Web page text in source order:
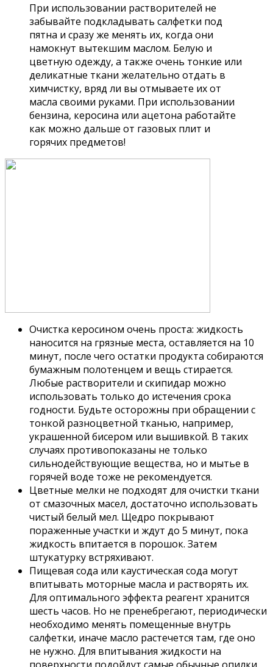
При использовании растворителей не
забывайте подкладывать салфетки под
пятна и сразу же менять их, когда они
намокнут вытекшим маслом. Белую и
цветную одежду, а также очень тонкие или
деликатные ткани желательно отдать в
химчистку, вряд ли вы отмываете их от
масла своими руками. При использовании
бензина, керосина или ацетона работайте
как можно дальше от газовых плит и
горячих предметов!
Очистка керосином очень проста: жидкость
наносится на грязные места, оставляется на 10
минут, после чего остатки продукта собираются
бумажным полотенцем и вещь стирается.
Любые растворители и скипидар можно
использовать только до истечения срока
годности. Будьте осторожны при обращении с
тонкой разноцветной тканью, например,
украшенной бисером или вышивкой. В таких
случаях противопоказаны не только
сильнодействующие вещества, но и мытье в
горячей воде тоже не рекомендуется.
Цветные мелки не подходят для очистки ткани
от смазочных масел, достаточно использовать
чистый белый мел. Щедро покрывают
пораженные участки и ждут до 5 минут, пока
жидкость впитается в порошок. Затем
штукатурку встряхивают.
Пищевая сода или каустическая сода могут
впитывать моторные масла и растворять их.
Для оптимального эффекта реагент хранится
шесть часов. Но не пренебрегают, периодически
необходимо менять помещенные внутрь
салфетки, иначе масло растечется там, где оно
не нужно. Для впитывания жидкости на